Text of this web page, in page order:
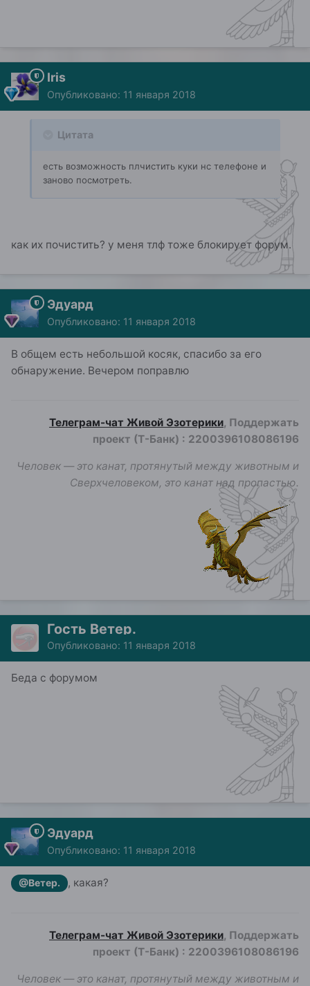
Iris
Опубликовано: 11 января 2018
Цитата
есть возможность плчистить куки нс телефоне и
заново посмотреть.
как их почистить? у меня тлф тоже блокирует форум.
Эдуард
Опубликовано: 11 января 2018
В общем есть небольшой косяк, спасибо за его
обнаружение. Вечером поправлю
Телеграм-чат Живой Эзотерики, Поддержать
проект (Т-Банк) : 2200396108086196
Человек — это канат, протянутый между животным и
Сверхчеловеком, это канат над пропастью.
Гость Ветер.
Опубликовано: 11 января 2018
Беда с форумом
Эдуард
Опубликовано: 11 января 2018
@Ветер. , какая?
Телеграм-чат Живой Эзотерики, Поддержать
проект (Т-Банк) : 2200396108086196
Человек — это канат, протянутый между животным и